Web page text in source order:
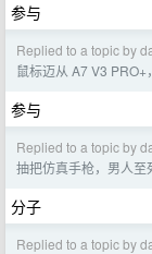
参与
Replied to a topic by
鼠标迈从 A7 V3
参与
Replied to a topic by
抽把仿真手枪，男人至
分子
Replied to a topic by